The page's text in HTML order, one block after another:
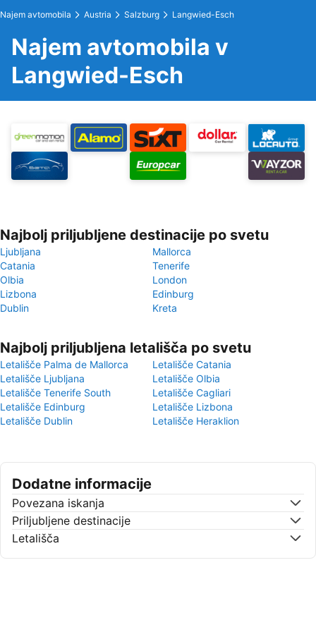
Najem avtomobila Austria Salzburg Langwied-Esch
Najem avtomobila v
Langwied-Esch
Najbolj priljubljene destinacije po svetu
Ljubljana
Mallorca
Catania
Tenerife
Olbia
London
Lizbona
Edinburg
Dublin
Kreta
Najbolj priljubljena letališča po svetu
Letališče Palma de Mallorca
Letališče Catania
Letališče Ljubljana
Letališče Olbia
Letališče Tenerife South
Letališče Cagliari
Letališče Edinburg
Letališče Lizbona
Letališče Dublin
Letališče Heraklion
Dodatne informacije
Povezana iskanja
Priljubljene destinacije
Letališča